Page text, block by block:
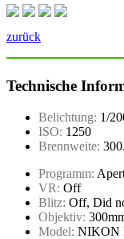
zurück
Technische
Belichtung: 1/
ISO: 1250
Brennweite:
Programm:
VR: Off
Blitz: Off, Did
Objektiv:
Model: NIKON